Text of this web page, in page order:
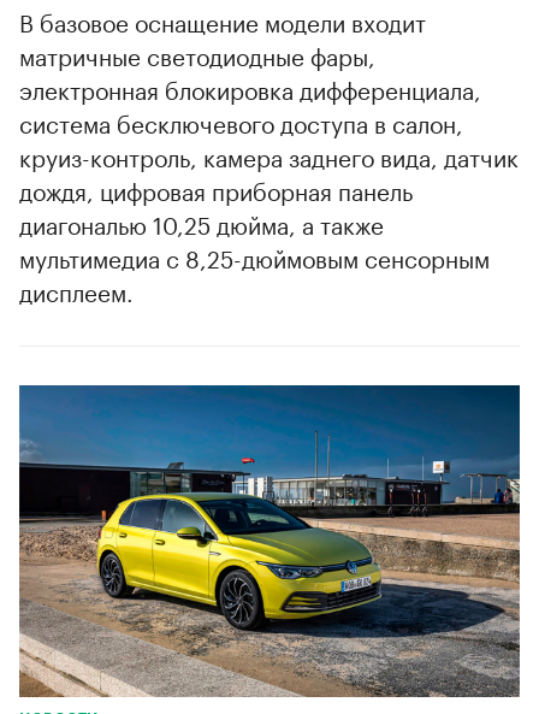
В базовое оснащение модели входит
матричные светодиодные фары,
электронная блокировка дифференциала,
система бесключевого доступа в салон,
круиз-контроль, камера заднего вида, датчик
дождя, цифровая приборная панель
диагональю 10,25 дюйма, а также
мультимедиа с 8,25-дюймовым сенсорным
дисплеем.